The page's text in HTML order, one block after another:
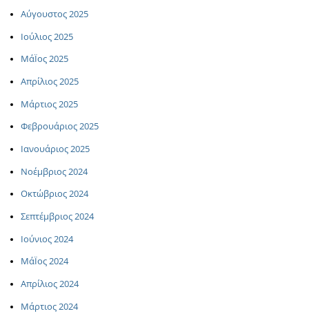
Αύγουστος 2025
Ιούλιος 2025
ΜάΪος 2025
Απρίλιος 2025
Μάρτιος 2025
Φεβρουάριος 2025
Ιανουάριος 2025
Νοέμβριος 2024
Οκτώβριος 2024
Σεπτέμβριος 2024
Ιούνιος 2024
ΜάΪος 2024
Απρίλιος 2024
Μάρτιος 2024